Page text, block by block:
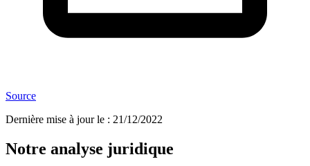
Source
Dernière mise à jour le : 21/12/2022
Notre analyse juridique